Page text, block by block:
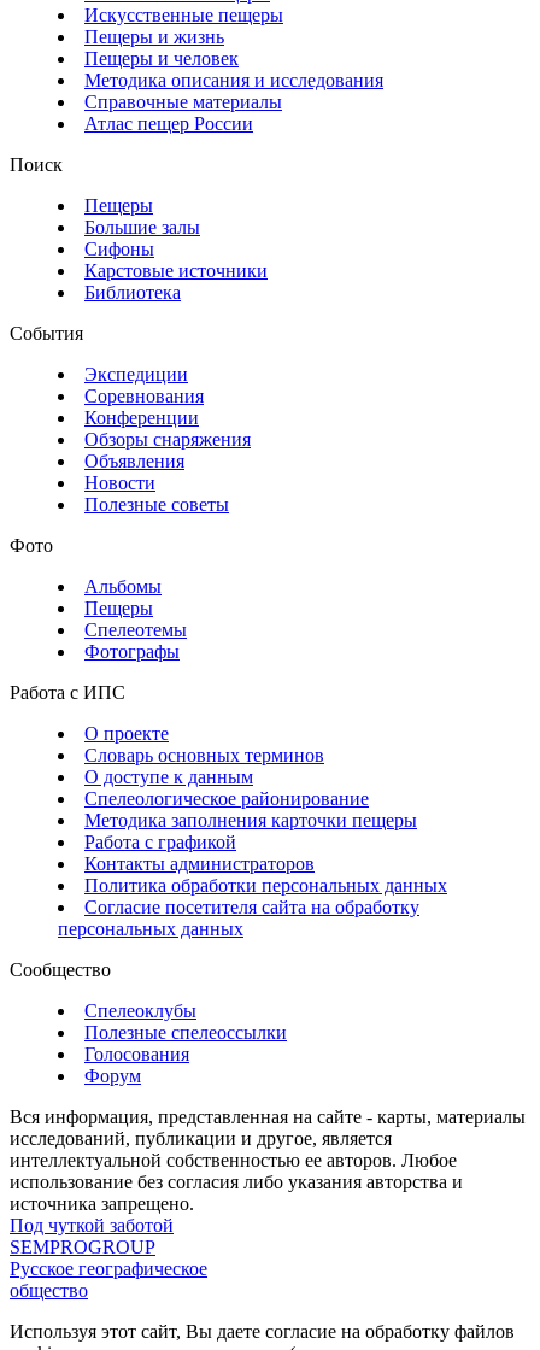
Искусственные пещеры
Пещеры и жизнь
Пещеры и человек
Методика описания и исследования
Справочные материалы
Атлас пещер России
Поиск
Пещеры
Большие залы
Сифоны
Карстовые источники
Библиотека
События
Экспедиции
Соревнования
Конференции
Обзоры снаряжения
Объявления
Новости
Полезные советы
Фото
Альбомы
Пещеры
Спелеотемы
Фотографы
Работа с ИПС
О проекте
Словарь основных терминов
О доступе к данным
Спелеологическое районирование
Методика заполнения карточки пещеры
Работа с графикой
Контакты администраторов
Политика обработки персональных данных
Согласие посетителя сайта на обработку
персональных данных
Сообщество
Спелеоклубы
Полезные спелеоссылки
Голосования
Форум
Вся информация, представленная на сайте - карты, материалы
исследований, публикации и другое, является
интеллектуальной собственностью ее авторов. Любое
использование без согласия либо указания авторства и
источника запрещено.
Под чуткой заботой
SEMPROGROUP
Русское географическое
общество
Используя этот сайт, Вы даете согласие на обработку файлов